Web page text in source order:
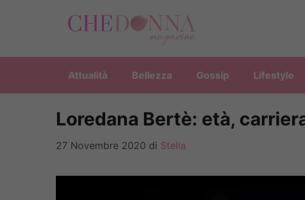
Attualità Bellezza Gossip Lifestyle
Loredana Bertè: età,
27 Novembre 2020 di Stella